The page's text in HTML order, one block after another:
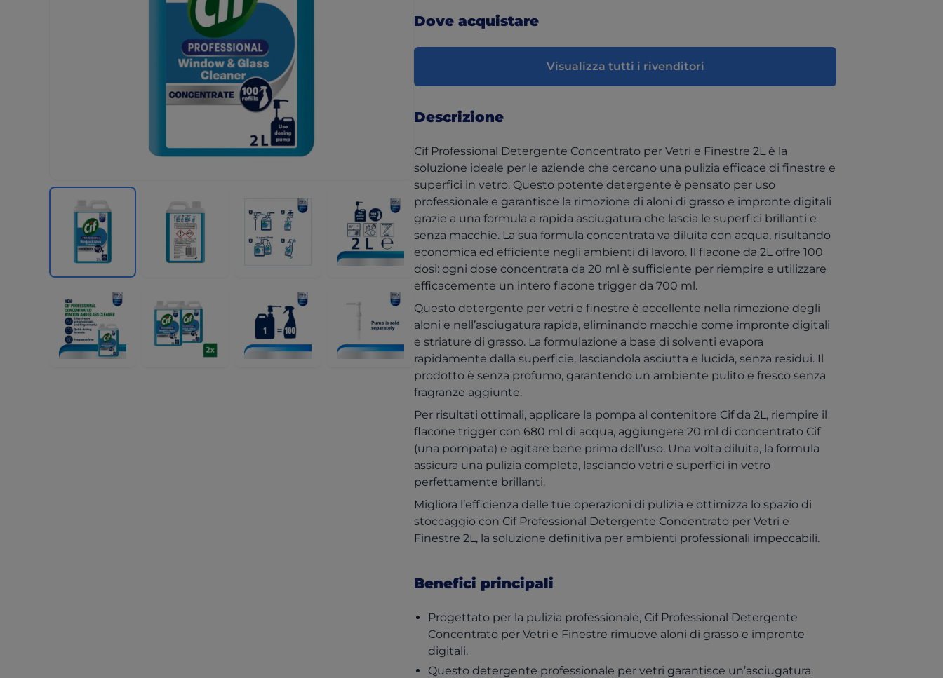
Dove acquistare
Visualizza tutti i rivenditori
Descrizione
Cif Professional Detergente Concentrato per Vetri e Finestre 2L è la
soluzione ideale per le aziende che cercano una pulizia efficace di finestre e
superfici in vetro. Questo potente detergente è pensato per uso
professionale e garantisce la rimozione di aloni di grasso e impronte digitali
grazie a una formula a rapida asciugatura che lascia le superfici brillanti e
senza macchie. La sua formula concentrata va diluita con acqua, risultando
economica ed efficiente negli ambienti di lavoro. Il flacone da 2L offre 100
dosi: ogni dose concentrata da 20 ml è sufficiente per riempire e utilizzare
efficacemente un intero flacone trigger da 700 ml.
Questo detergente per vetri e finestre è eccellente nella rimozione degli
aloni e nell’asciugatura rapida, eliminando macchie come impronte digitali
e striature di grasso. La formulazione a base di solventi evapora
rapidamente dalla superficie, lasciandola asciutta e lucida, senza residui. Il
prodotto è senza profumo, garantendo un ambiente pulito e fresco senza
fragranze aggiunte.
Per risultati ottimali, applicare la pompa al contenitore Cif da 2L, riempire il
flacone trigger con 680 ml di acqua, aggiungere 20 ml di concentrato Cif
(una pompata) e agitare bene prima dell’uso. Una volta diluita, la formula
assicura una pulizia completa, lasciando vetri e superfici in vetro
perfettamente brillanti.
Migliora l’efficienza delle tue operazioni di pulizia e ottimizza lo spazio di
stoccaggio con Cif Professional Detergente Concentrato per Vetri e
Finestre 2L, la soluzione definitiva per ambienti professionali impeccabili.
Benefici principali
Progettato per la pulizia professionale, Cif Professional Detergente
Concentrato per Vetri e Finestre rimuove aloni di grasso e impronte
digitali.
Questo detergente professionale per vetri garantisce un’asciugatura